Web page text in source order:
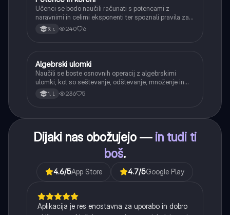
Učenci se bodo naučili računati s potencami z
naravnimi in celimi eksponenti ter spoznali pravila za
računanje z njimi. Obravnavali bodo kvadratne in
kubične korene ter delno korenjenje in racionalizacijo
9. r. 240 6
Matematika
Algebrski ulomki
Naučili se boste osnovnih operacij z algebrskimi
ulomki, kot so seštevanje, odštevanje, množenje in
deljenje.
1. l. 236 5
Dijaki nas obožujejo — in tudi ti
boš.
4.6/5App Store 4.7/5Google Play
Aplikacija je res enostavna za uporabo in dobro